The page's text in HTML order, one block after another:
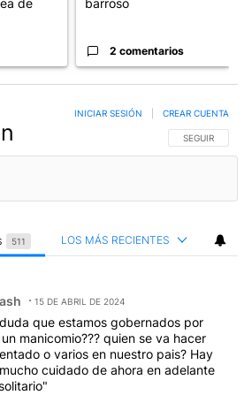
de
barroso
2 comentarios
SIGA ESTA
SEGUIR
INICIAR SESIÓN CREAR CUENTA
511 LOS MÁS RECIENTES
De Lagash.
15 DE ABRIL DE 2024
que estamos gobernados por
manicomio??? quien se va hacer
o varios en nuestro pais? Hay
cuidado de ahora en adelante